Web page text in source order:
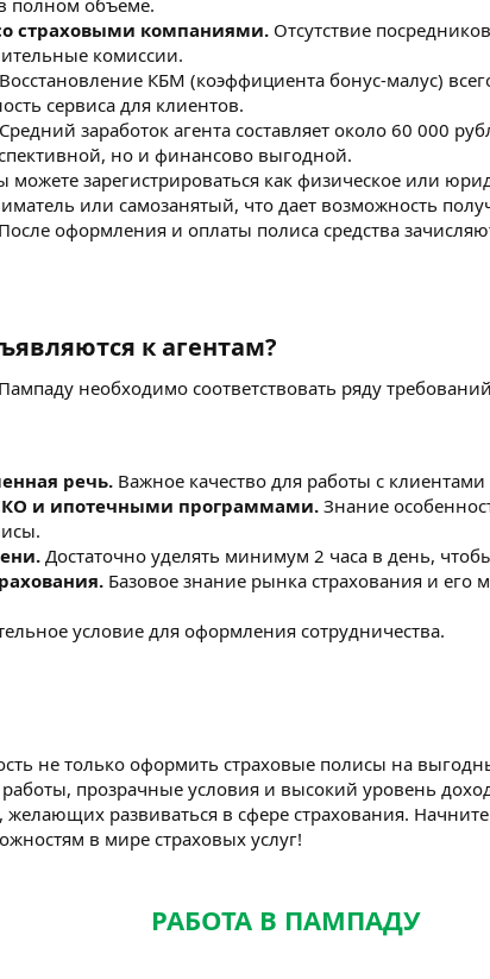
страховыми компаниями. Отсутствие
комиссии.
Восстановление КБМ (коэффициента бонус-малус)
сервиса для клиентов.
Средний заработок агента составляет около 60 000
но и финансово выгодной.
можете зарегистрироваться как физическое или
или самозанятый, что дает возможность
После оформления и оплаты полиса средства
к агентам?​
необходимо соответствовать ряду
речь. Важное качество для работы с
и ипотечными программами. Знание
Достаточно уделять минимум 2 часа в день,
Базовое знание рынка страхования и его
условие для оформления сотрудничества.
не только оформить страховые полисы на
прозрачные условия и высокий уровень
развиваться в сфере страхования.
в мире страховых услуг!
РАБОТА В ПАМПАДУ